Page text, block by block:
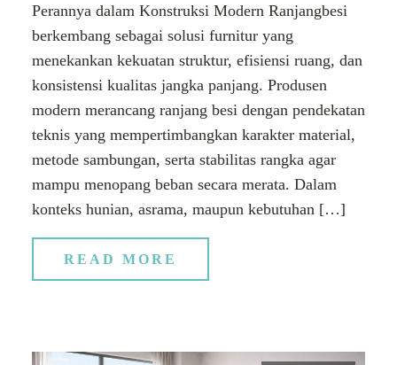
Perannya dalam Konstruksi Modern Ranjangbesi
berkembang sebagai solusi furnitur yang
menekankan kekuatan struktur, efisiensi ruang, dan
konsistensi kualitas jangka panjang. Produsen
modern merancang ranjang besi dengan pendekatan
teknis yang mempertimbangkan karakter material,
metode sambungan, serta stabilitas rangka agar
mampu menopang beban secara merata. Dalam
konteks hunian, asrama, maupun kebutuhan […]
READ MORE